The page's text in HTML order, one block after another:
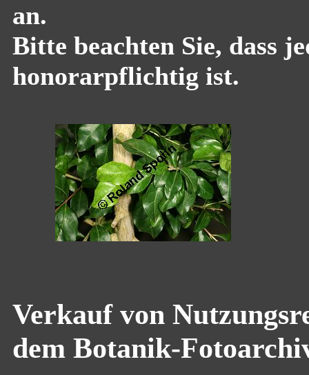
an.
Bitte beachten Sie, dass
honorarpflichtig ist.
Verkauf von
dem Botanik-